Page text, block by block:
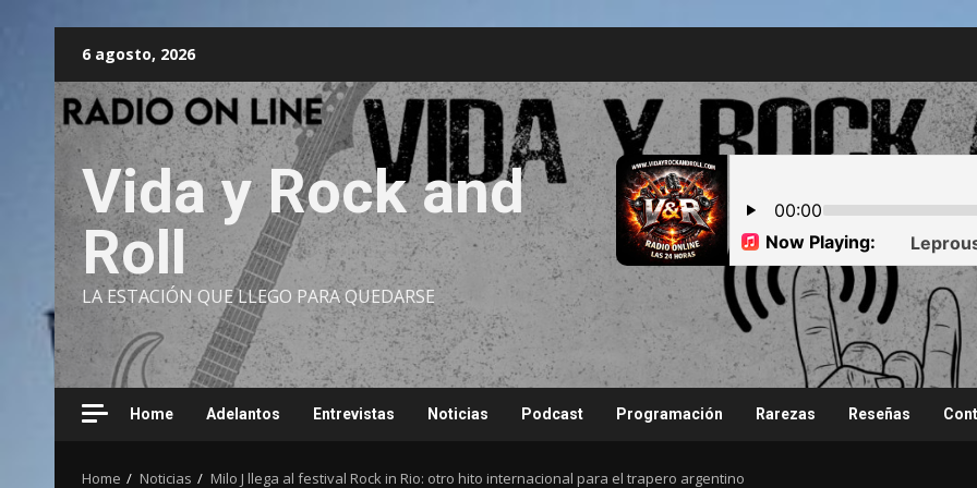
content
6 agosto, 2026
Vida y Rock and
Roll
LA ESTACIÓN QUE LLEGO PARA QUEDARSE
Home Adelantos Entrevistas Noticias Podcast Programación Rarezas Reseñas
Home Noticias Milo J llega al festival Rock in Rio: otro hito internacional para el trapero argentino